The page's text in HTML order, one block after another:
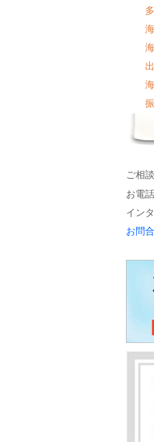
ご相
お電
イン
お問